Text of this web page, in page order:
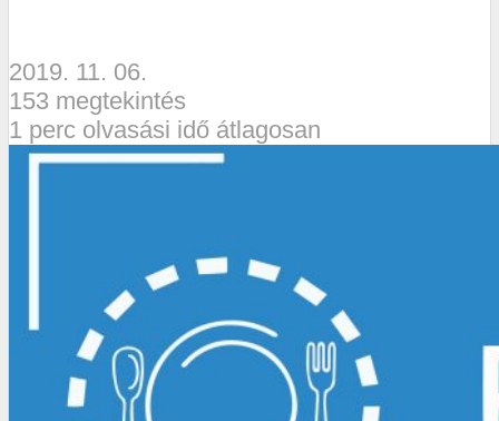
2019. 11. 06.
153 megtekintés
1 perc olvasási idő átlagosan